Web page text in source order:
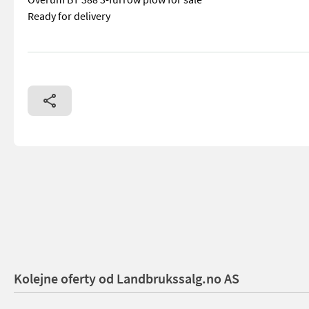
Ready for delivery
== Mer informasjon (NO) == mascus_category:
Kolejne oferty od Landbrukssalg.no AS